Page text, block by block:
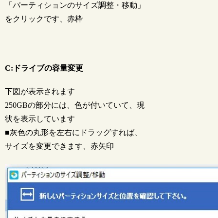
「パーティションのサイズ調整・移動」
をクリックです、赤枠
C:ドライブの容量変更
下図が表示されます
250GBの部分には、色が付いていて、現
状を表示しています
■灰色の丸形を左右にドラッグすれば、
サイズを変更できます、赤矢印